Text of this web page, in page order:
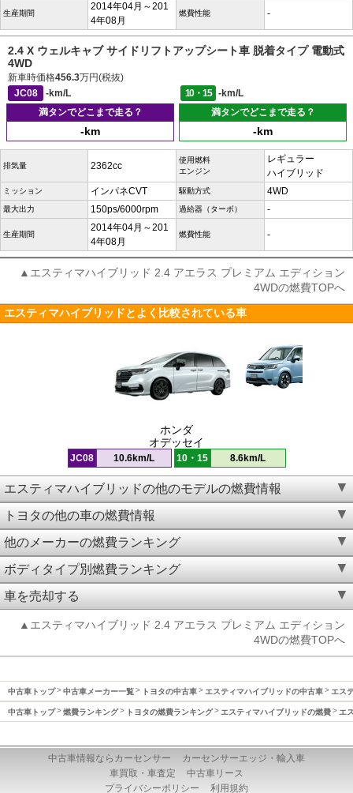
生産期間
2014年04月～201
4年08月
燃費性能 -
2.4 X ウェルキャブ サイドリフトアップシート車 脱着タイプ 電動式
4WD
新車時価格456.3万円(税抜)
JC08
-km/L 10・15
-km/L
満タンでどこまで走る？
-km
満タンでどこまで走る？
-km
排気量 2362cc
使用燃料
エンジン
レギュラー
ハイブリッド
ミッション インパネCVT 駆動方式 4WD
最大出力 150ps/6000rpm 過給器（ターボ） -
生産期間
2014年04月～201
4年08月
燃費性能 -
▲エスティマハイブリッド 2.4 アエラス プレミアム エディション
4WDの燃費TOPへ
エスティマハイブリッドとよく比較されている車
ホンダ
オデッセイ
JC08 10.6km/L 10・15 8.6km/L
エスティマハイブリッドの他のモデルの燃費情報
トヨタの他の車の燃費情報
他のメーカーの燃費ランキング
ボディタイプ別燃費ランキング
車を売却する
▲エスティマハイブリッド 2.4 アエラス プレミアム エディション
4WDの燃費TOPへ
中古車トップ 中古車メーカー一覧 トヨタの中古車 エスティマハイブリッドの中古車 エス
中古車トップ 燃費ランキング トヨタの燃費ランキング エスティマハイブリッドの燃費 エ
中古車情報ならカーセンサー
カーセンサーエッジ・輸入車
車買取・車査定
中古車リース
プライバシーポリシー
利用規約